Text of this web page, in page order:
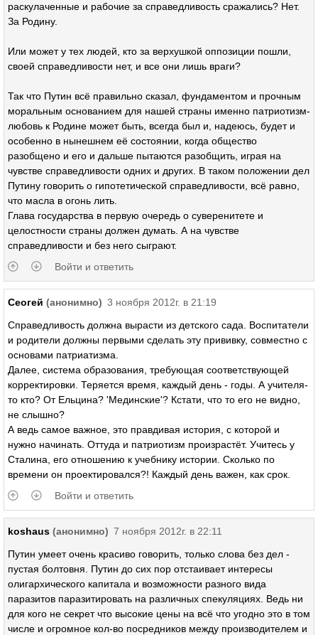
раскулаченные и рабочие за справедливость сражались? Нет.
За Родину.
Или может у тех людей, кто за верхушкой оппозиции пошли,
своей справедливости нет, и все они лишь враги?
Так что Путин всё правильно сказал, фундаментом и прочным
моральным основанием для нашей страны именно патриотизм-
любовь к Родине может быть, всегда был и, надеюсь, будет и
особенно в нынешнем её состоянии, когда общество
разобщено и его и дальше пытаются разобщить, играя на
чувстве справедливости одних и других. В таком положении дел
Путину говорить о гипотетической справедливости, всё равно,
что масла в огонь лить.
Глава государства в первую очередь о суверенитете и
целостности страны должен думать. А на чувстве
справедливости и без него сыграют.
Войти и ответить
Сеогей (анонимно) 3 ноября 2012г. в 21:19
Справедливость должна вырасти из детского сада. Воспитатели
и родители должны первыми сделать эту прививку, совместно с
основами патриатизма.
Далее, система образования, требующая соответствующей
корректировки. Теряется время, каждый день - годы. А учителя-
то кто? От Ельцина? 'Мединские'? Кстати, что то его не видно,
не слышно?
А ведь самое важное, это правдивая история, с которой и
нужно начинать. Оттуда и патриотизм произрастёт. Учитесь у
Сталина, его отношению к учебнику истории. Сколько по
времени он проектировался?! Каждый день важен, как срок.
Войти и ответить
koshaus (анонимно) 7 ноября 2012г. в 22:11
Путин умеет очень красиво говорить, только слова без дел -
пустая болтовня. Путин до сих пор отстаивает интересы
олигархического капитала и возможности разного вида
паразитов паразитировать на различных спекуляциях. Ведь ни
для кого не секрет что высокие цены на всё что угодно это в том
числе и огромное кол-во посредников между производителем и